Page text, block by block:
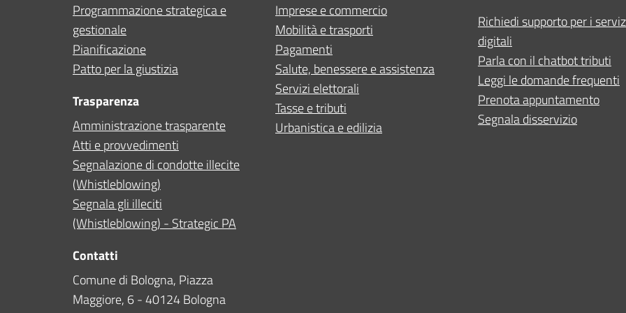
Programmazione strategica e
gestionale
Pianificazione
Patto per la giustizia
Trasparenza
Amministrazione trasparente
Atti e provvedimenti
Segnalazione di condotte illecite
(Whistleblowing)
Segnala gli illeciti
(Whistleblowing) - Strategic PA
Contatti
Comune di Bologna, Piazza
Maggiore, 6 - 40124 Bologna
Imprese e commercio
Mobilità e trasporti
Pagamenti
Salute, benessere e assistenza
Servizi elettorali
Tasse e tributi
Urbanistica e edilizia
Richiedi supporto per i
digitali
Parla con il chatbot tributi
Leggi le domande frequenti
Prenota appuntamento
Segnala disservizio